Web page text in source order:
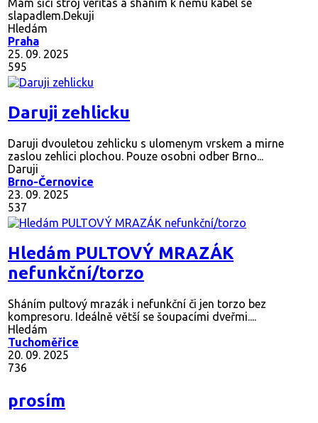
Mám šicí stroj veritas a sháním k němu kabel se
slapadlem.Dekuji
Hledám
Praha
25. 09. 2025
595
Daruji zehlicku
Daruji dvouletou zehlicku s ulomenym vrskem a mirne
zaslou zehlici plochou. Pouze osobni odber Brno...
Daruji
Brno-Černovice
23. 09. 2025
537
Hledám PULTOVÝ MRAZÁK
nefunkční/torzo
Sháním pultový mrazák i nefunkční či jen torzo bez
kompresoru. Ideálně větší se šoupacími dveřmi....
Hledám
Tuchoměřice
20. 09. 2025
736
prosím